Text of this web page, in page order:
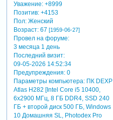
Уважение: +8999
Позитив: +4153
Пол:Женский
Возраст:67 [1959-06-27]
Провел на форуме:
3 месяца 1 день
Последний визит:
09-05-2026 14:52:34
Предупреждения:0
Параметры компьютера:ПК DEXP
Atlas H282 [Intel Core i5 10400,
6x2900 МГц, 8 ГБ DDR4, SSD 240
ГБ + второй диск 500 ГБ, Windows
10 Домашняя SL, Photodex Pro